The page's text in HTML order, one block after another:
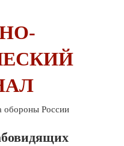
обороны России